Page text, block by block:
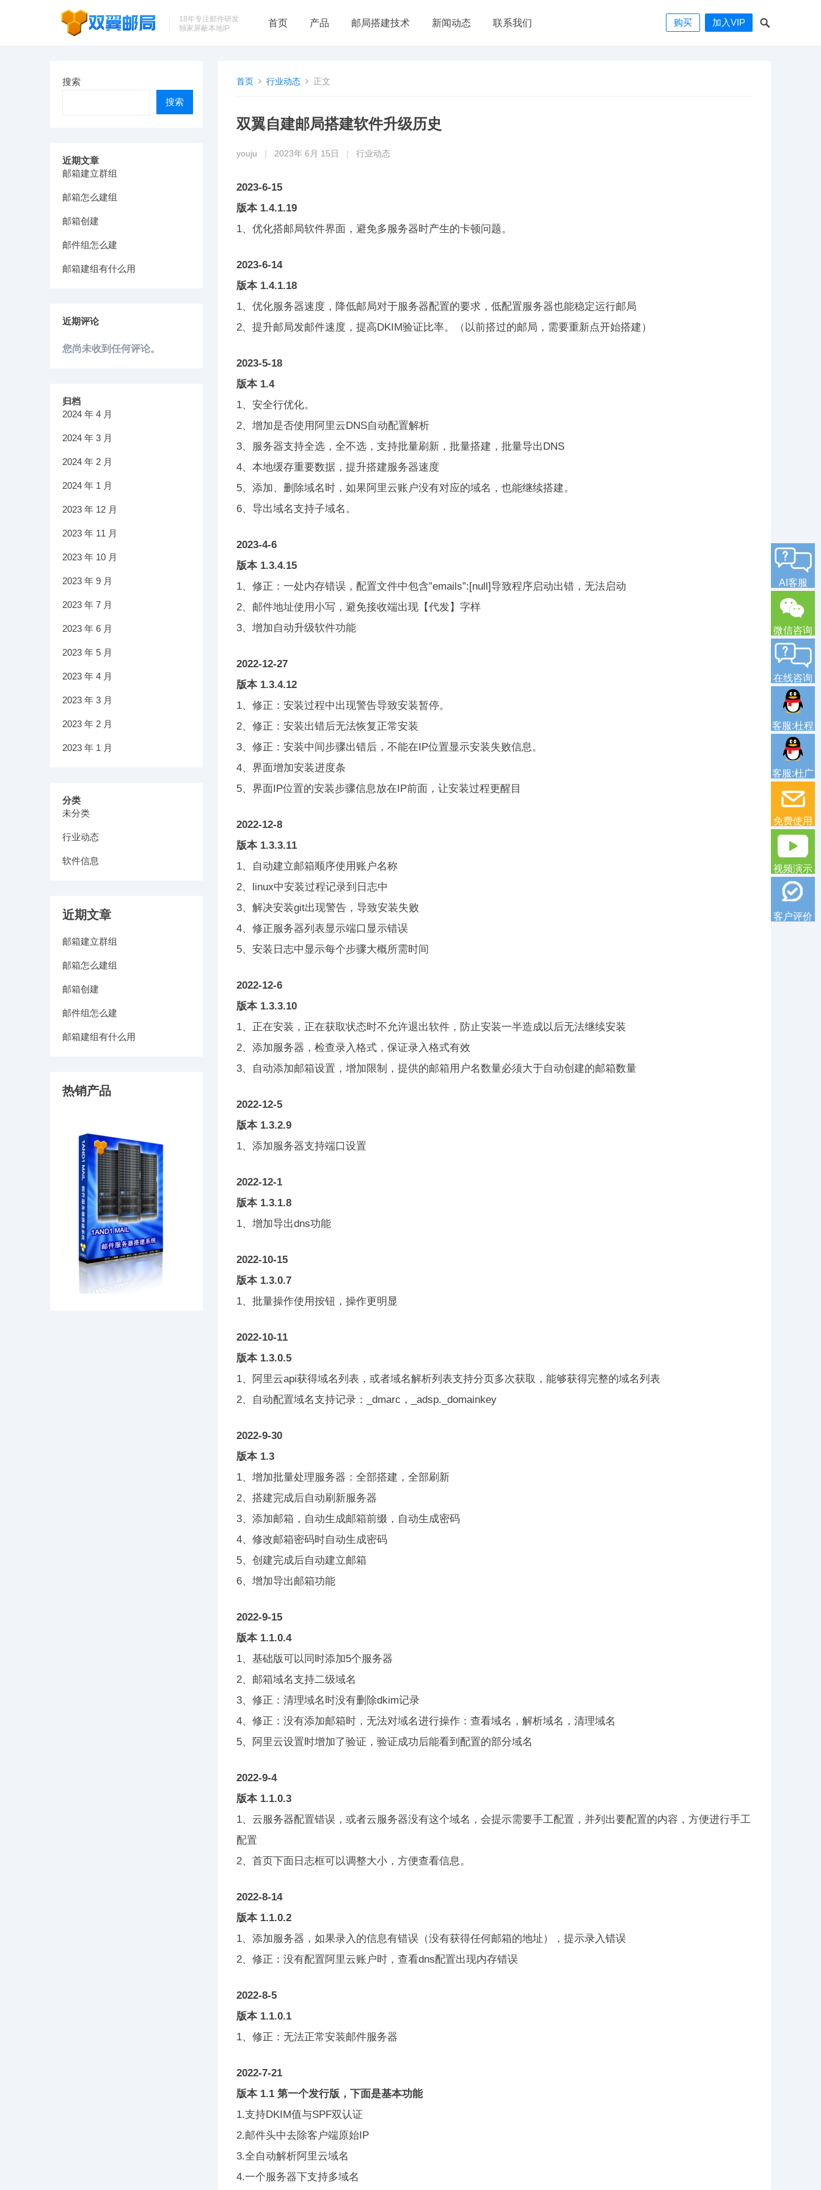
18年专注邮件研发
独家屏蔽本地IP
首页 产品 邮局搭建技术 新闻动态 联系我们 购买 加入VIP
首页 行业动态 正文
双翼自建邮局搭建软件升级历史
youju 2023年 6月 15日 行业动态
2023-6-15
版本 1.4.1.19
1、优化搭邮局软件界面，避免多服务器时产生的卡顿问题。
2023-6-14
版本 1.4.1.18
1、优化服务器速度，降低邮局对于服务器配置的要求，低配置服务器也能稳定运行邮局
2、提升邮局发邮件速度，提高DKIM验证比率。（以前搭过的邮局，需要重新点开始搭建）
2023-5-18
版本 1.4
1、安全行优化。
2、增加是否使用阿里云DNS自动配置解析
3、服务器支持全选，全不选，支持批量刷新，批量搭建，批量导出DNS
4、本地缓存重要数据，提升搭建服务器速度
5、添加、删除域名时，如果阿里云账户没有对应的域名，也能继续搭建。
6、导出域名支持子域名。
2023-4-6
版本 1.3.4.15
1、修正：一处内存错误，配置文件中包含”emails”:[null]导致程序启动出错，无法启动
2、邮件地址使用小写，避免接收端出现【代发】字样
3、增加自动升级软件功能
2022-12-27
版本 1.3.4.12
1、修正：安装过程中出现警告导致安装暂停。
2、修正：安装出错后无法恢复正常安装
3、修正：安装中间步骤出错后，不能在IP位置显示安装失败信息。
4、界面增加安装进度条
5、界面IP位置的安装步骤信息放在IP前面，让安装过程更醒目
2022-12-8
版本 1.3.3.11
1、自动建立邮箱顺序使用账户名称
2、linux中安装过程记录到日志中
3、解决安装git出现警告，导致安装失败
4、修正服务器列表显示端口显示错误
5、安装日志中显示每个步骤大概所需时间
2022-12-6
版本 1.3.3.10
1、正在安装，正在获取状态时不允许退出软件，防止安装一半造成以后无法继续安装
2、添加服务器，检查录入格式，保证录入格式有效
3、自动添加邮箱设置，增加限制，提供的邮箱用户名数量必须大于自动创建的邮箱数量
2022-12-5
版本 1.3.2.9
1、添加服务器支持端口设置
2022-12-1
版本 1.3.1.8
1、增加导出dns功能
2022-10-15
版本 1.3.0.7
1、批量操作使用按钮，操作更明显
2022-10-11
版本 1.3.0.5
1、阿里云api获得域名列表，或者域名解析列表支持分页多次获取，能够获得完整的域名列表
2、自动配置域名支持记录：_dmarc，_adsp._domainkey
2022-9-30
版本 1.3
1、增加批量处理服务器：全部搭建，全部刷新
2、搭建完成后自动刷新服务器
3、添加邮箱，自动生成邮箱前缀，自动生成密码
4、修改邮箱密码时自动生成密码
5、创建完成后自动建立邮箱
6、增加导出邮箱功能
2022-9-15
版本 1.1.0.4
1、基础版可以同时添加5个服务器
2、邮箱域名支持二级域名
3、修正：清理域名时没有删除dkim记录
4、修正：没有添加邮箱时，无法对域名进行操作：查看域名，解析域名，清理域名
5、阿里云设置时增加了验证，验证成功后能看到配置的部分域名
2022-9-4
版本 1.1.0.3
1、云服务器配置错误，或者云服务器没有这个域名，会提示需要手工配置，并列出要配置的内容，方便进行手工
配置
2、首页下面日志框可以调整大小，方便查看信息。
2022-8-14
版本 1.1.0.2
1、添加服务器，如果录入的信息有错误（没有获得任何邮箱的地址），提示录入错误
2、修正：没有配置阿里云账户时，查看dns配置出现内存错误
2022-8-5
版本 1.1.0.1
1、修正：无法正常安装邮件服务器
2022-7-21
版本 1.1 第一个发行版，下面是基本功能
1.支持DKIM值与SPF双认证
2.邮件头中去除客户端原始IP
3.全自动解析阿里云域名
4.一个服务器下支持多域名
搜索
搜索
近期文章
邮箱建立群组
邮箱怎么建组
邮箱创建
邮件组怎么建
邮箱建组有什么用
近期评论
您尚未收到任何评论。
归档
2024 年 4 月
2024 年 3 月
2024 年 2 月
2024 年 1 月
2023 年 12 月
2023 年 11 月
2023 年 10 月
2023 年 9 月
2023 年 7 月
2023 年 6 月
2023 年 5 月
2023 年 4 月
2023 年 3 月
2023 年 2 月
2023 年 1 月
分类
未分类
行业动态
软件信息
近期文章
邮箱建立群组
邮箱怎么建组
邮箱创建
邮件组怎么建
邮箱建组有什么用
热销产品
AI客服
微信咨询
在线咨询
客服:杜程
客服:杜广
免费使用
视频演示
客户评价